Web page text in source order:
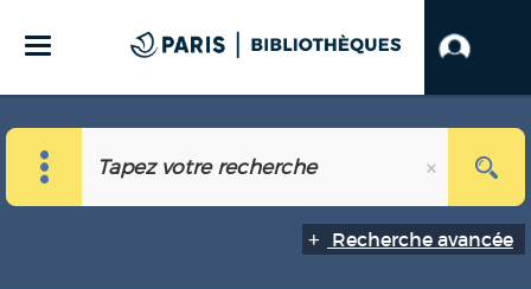
Recherche avancée